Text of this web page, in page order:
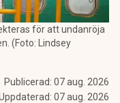
för att undanröja
(Foto: Lindsey
Publicerad: 07 aug. 2026
07 aug. 2026